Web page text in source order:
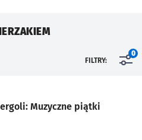
FILTRY:
0
Muzyczne piątki